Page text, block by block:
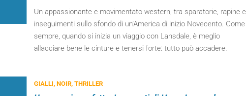
Un appassionante e movimentato western, tra sparatorie, rapine e
inseguimenti sullo sfondo di un’America di inizio Novecento. Come
sempre, quando si inizia un viaggio con Lansdale, è meglio
allacciare bene le cinture e tenersi forte: tutto può accadere.
GIALLI, NOIR, THRILLER